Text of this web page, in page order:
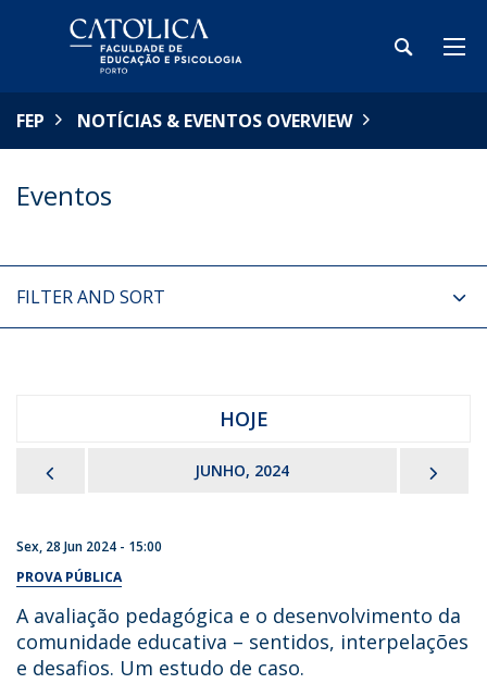
FEP NOTÍCIAS & EVENTOS OVERVIEW
Eventos
FILTER AND SORT
HOJE
JUNHO, 2024
Sex, 28 Jun 2024 - 15:00
PROVA PÚBLICA
A avaliação pedagógica e o desenvolvimento da
comunidade educativa – sentidos, interpelações
e desafios. Um estudo de caso.